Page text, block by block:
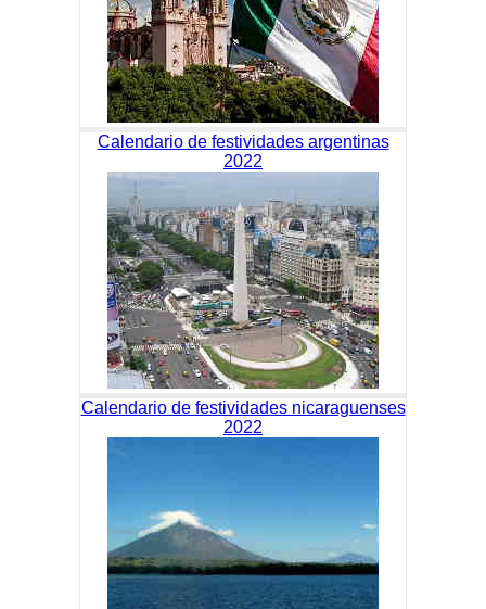
Calendario de festividades argentinas
2022
Calendario de festividades nicaraguenses
2022